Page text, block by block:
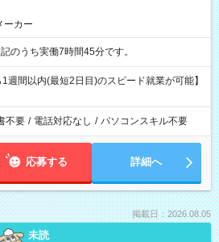
ーカー
16:45 ※表記のうち実働7時間45分です。
週間以内(最短2日目)のスピード就業が可能】
不要 / 電話対応なし / パソコンスキル不要
応募する 詳細へ
掲載日：2026.08.05
未読